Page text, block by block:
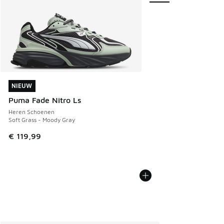
NIEUW
Puma Fade Nitro Ls
Heren Schoenen
Soft Grass - Moody Gray
€ 119,99
NIEUW